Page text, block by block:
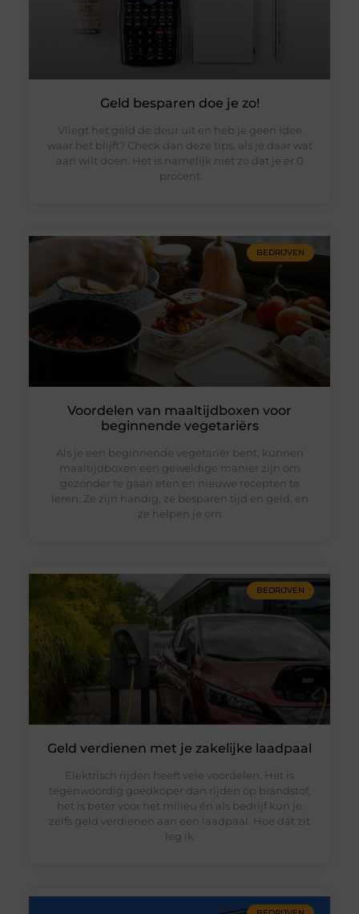
Geld besparen doe je zo!
Vliegt het geld de deur uit en heb je geen idee
waar het blijft? Check dan deze tips, als je daar wat
aan wilt doen. Het is namelijk niet zo dat je er 0
procent
BEDRIJVEN
Voordelen van maaltijdboxen voor
beginnende vegetariërs
Als je een beginnende vegetariër bent, kunnen
maaltijdboxen een geweldige manier zijn om
gezonder te gaan eten en nieuwe recepten te
leren. Ze zijn handig, ze besparen tijd en geld, en
ze helpen je om
BEDRIJVEN
Geld verdienen met je zakelijke laadpaal
Elektrisch rijden heeft vele voordelen. Het is
tegenwoordig goedkoper dan rijden op brandstof,
het is beter voor het milieu én als bedrijf kun je
zelfs geld verdienen aan een laadpaal. Hoe dát zit
leg ik